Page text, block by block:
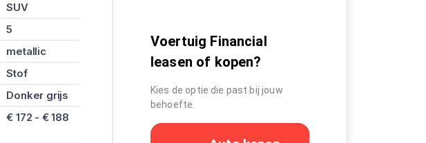
SUV
5
metallic
Stof
Donker grijs
€ 172 - € 188